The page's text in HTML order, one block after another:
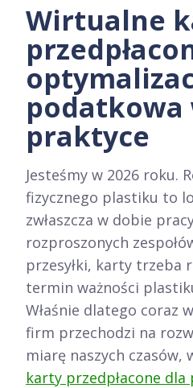
Wirtualne
podatkowa
praktyce
Jesteśmy w 2026 roku.
fizycznego plastiku to
zwłaszcza w dobie
rozproszonych
przesyłki, karty trzeba
termin ważności
Właśnie dlatego coraz
firm przechodzi na
miarę naszych czasów,
karty przedpłacone